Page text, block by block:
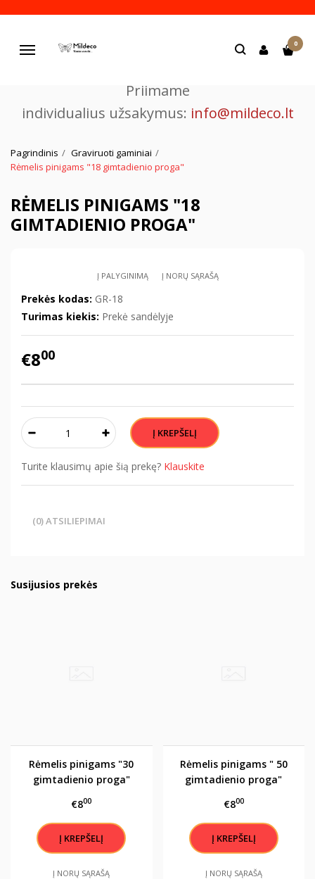
Navigacija
0
Priimame
individualius užsakymus: info@mildeco.lt
Pagrindinis
Graviruoti gaminiai
Rėmelis pinigams "18 gimtadienio proga"
RĖMELIS PINIGAMS "18
GIMTADIENIO PROGA"
Į PALYGINIMĄ Į NORŲ SĄRAŠĄ
Prekės kodas: GR-18
Turimas kiekis: Prekė sandėlyje
€800
Turite klausimų apie šią prekę? Klauskite
(0) ATSILIEPIMAI
Susijusios prekės
Rėmelis pinigams "30
gimtadienio proga"
€800
Į NORŲ SĄRAŠĄ
Rėmelis pinigams " 50
gimtadienio proga"
€800
Į NORŲ SĄRAŠĄ